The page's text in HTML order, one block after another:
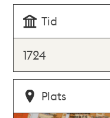
Tid
1724
Plats